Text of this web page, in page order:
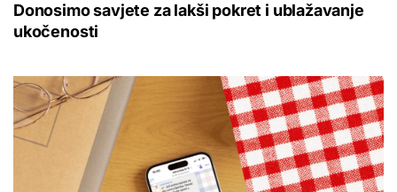
Donosimo savjete za lakši pokret i ublažavanje
ukočenosti